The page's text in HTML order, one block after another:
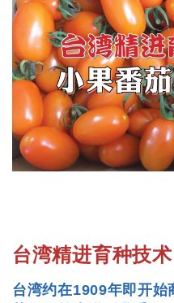
台湾精进育种技
台湾约在1909年即开始